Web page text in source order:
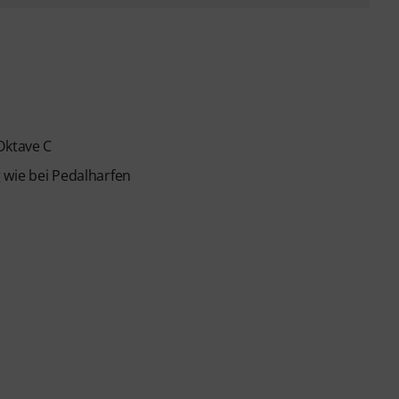
C
bei Pedalharfen